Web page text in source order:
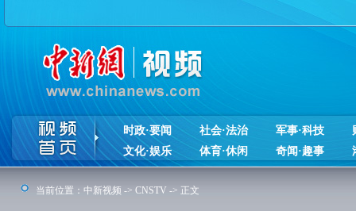
时政·要闻 社会·法治 军事·科技
文化·娱乐
体育·休闲 奇闻·趣事
当前位置： 中新视频 -> CNSTV -> 正文